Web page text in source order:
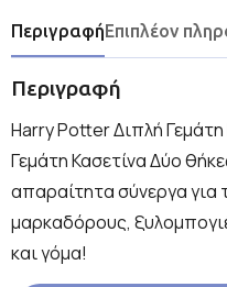
ΠεριγραφήΕπιπλέον
Περιγραφή
Harry Potter Διπλή
Γεμάτη Κασετίνα Δύο
απαραίτητα σύνεργα για
μαρκαδόρους,
και γόμα!